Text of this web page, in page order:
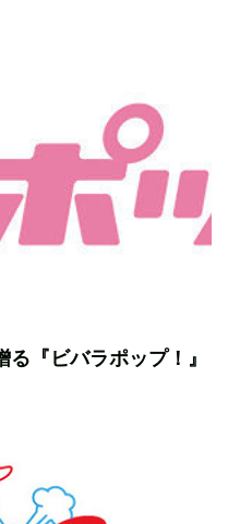
『ビバラポップ！』